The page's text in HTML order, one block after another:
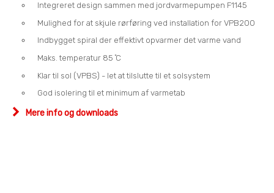
Integreret design sammen med jordvarmepumpen F1145
Mulighed for at skjule rørføring ved installation for VPB200
Indbygget spiral der effektivt opvarmer det varme vand
Maks. temperatur 85 ̊C
Klar til sol (VPBS) - let at tilslutte til et solsystem
God isolering til et minimum af varmetab
Mere info og downloads